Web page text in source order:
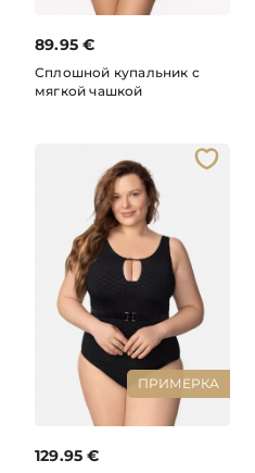
89.95 €
Сплошной купальник с
мягкой чашкой
ПРИМЕРКА
129.95 €